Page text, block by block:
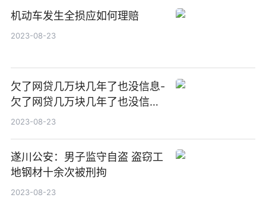
机动车发生全损应如何理赔
2023-08-23
欠了网贷几万块几年了也没信息-
欠了网贷几万块几年了也没信息
怎么办
2023-08-23
遂川公安：男子监守自盗 盗窃工
地钢材十余次被刑拘
2023-08-23